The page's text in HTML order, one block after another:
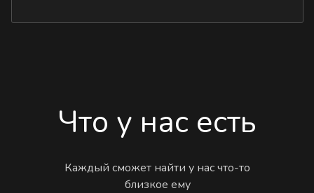
Что у нас есть
Каждый сможет найти у нас что-то
близкое ему